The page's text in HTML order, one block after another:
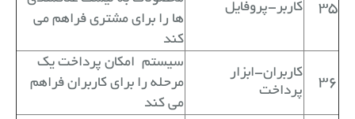
35 کاربر-پروفایل
ها را برای مشتری فراهم می
کند
36
کاربران-ابزار
پرداخت
سیستم امکان پرداخت یک
مرحله را برای کاربران فراهم
می کند